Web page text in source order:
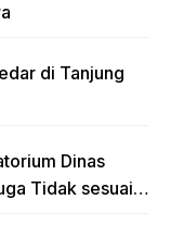
di Tanjung
Dinas
Tidak sesuai